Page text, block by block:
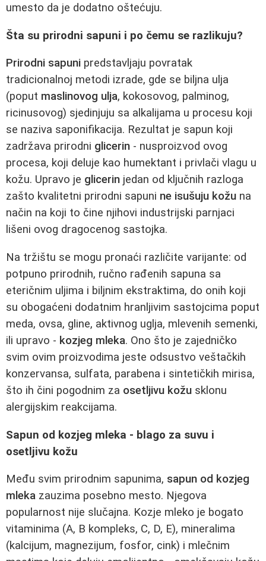
umesto da je dodatno oštećuju.
Šta su prirodni sapuni i po čemu se razlikuju?
Prirodni sapuni predstavljaju povratak
tradicionalnoj metodi izrade, gde se biljna ulja
(poput maslinovog ulja, kokosovog, palminog,
ricinusovog) sjedinjuju sa alkalijama u procesu koji
se naziva saponifikacija. Rezultat je sapun koji
zadržava prirodni glicerin - nusproizvod ovog
procesa, koji deluje kao humektant i privlači vlagu u
kožu. Upravo je glicerin jedan od ključnih razloga
zašto kvalitetni prirodni sapuni ne isušuju kožu na
način na koji to čine njihovi industrijski parnjaci
lišeni ovog dragocenog sastojka.
Na tržištu se mogu pronaći različite varijante: od
potpuno prirodnih, ručno rađenih sapuna sa
eteričnim uljima i biljnim ekstraktima, do onih koji
su obogaćeni dodatnim hranljivim sastojcima poput
meda, ovsa, gline, aktivnog uglja, mlevenih semenki,
ili upravo - kozjeg mleka. Ono što je zajedničko
svim ovim proizvodima jeste odsustvo veštačkih
konzervansa, sulfata, parabena i sintetičkih mirisa,
što ih čini pogodnim za osetljivu kožu sklonu
alergijskim reakcijama.
Sapun od kozjeg mleka - blago za suvu i
osetljivu kožu
Među svim prirodnim sapunima, sapun od kozjeg
mleka zauzima posebno mesto. Njegova
popularnost nije slučajna. Kozje mleko je bogato
vitaminima (A, B kompleks, C, D, E), mineralima
(kalcijum, magnezijum, fosfor, cink) i mlečnim